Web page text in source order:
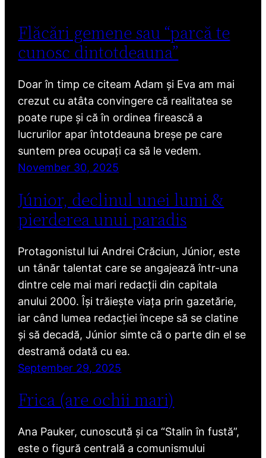
Flăcări gemene sau “parcă te
cunosc dintotdeauna”
Doar în timp ce citeam Adam și Eva am mai
crezut cu atâta convingere că realitatea se
poate rupe și că în ordinea firească a
lucrurilor apar întotdeauna breșe pe care
suntem prea ocupați ca să le vedem.
November 30, 2025
Júnior, declinul unei lumi &
pierderea unui paradis
Protagonistul lui Andrei Crăciun, Júnior, este
un tânăr talentat care se angajează într-una
dintre cele mai mari redacții din capitala
anului 2000. Își trăiește viața prin gazetărie,
iar când lumea redacției începe să se clatine
și să decadă, Júnior simte că o parte din el se
destramă odată cu ea.
September 29, 2025
Frica (are ochii mari)
Ana Pauker, cunoscută și ca “Stalin în fustă”,
este o figură centrală a comunismului